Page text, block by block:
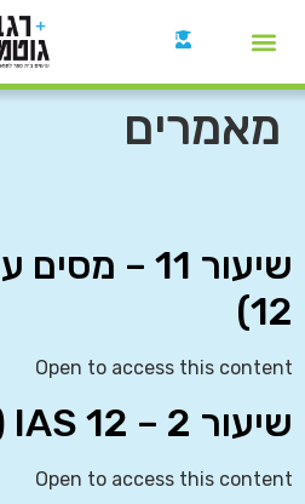
מאמרים
12)
Open to access this content
שיעור 2 – IAS 12 (מסים)
Open to access this content